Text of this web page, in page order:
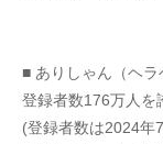
■ ありしゃん（ヘ
登録者数176万人を
(登録者数は2024年